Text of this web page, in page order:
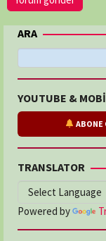
ARA
YOUTUBE &
ABONE
TRANSLATOR
Powered by